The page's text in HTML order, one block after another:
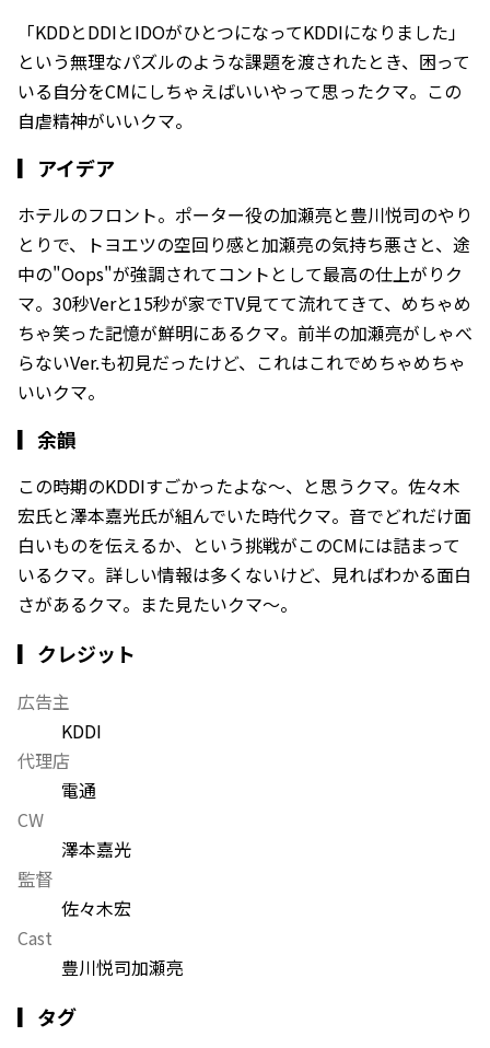
「KDDとDDIとIDOがひとつになってKDDIになりました」
という無理なパズルのような課題を渡されたとき、困って
いる自分をCMにしちゃえばいいやって思ったクマ。この
自虐精神がいいクマ。
▎ アイデア
ホテルのフロント。ポーター役の加瀬亮と豊川悦司のやり
とりで、トヨエツの空回り感と加瀬亮の気持ち悪さと、途
中の"Oops"が強調されてコントとして最高の仕上がりク
マ。30秒Verと15秒が家でTV見てて流れてきて、めちゃめ
ちゃ笑った記憶が鮮明にあるクマ。前半の加瀬亮がしゃべ
らないVer.も初見だったけど、これはこれでめちゃめちゃ
いいクマ。
▎ 余韻
この時期のKDDIすごかったよな〜、と思うクマ。佐々木
宏氏と澤本嘉光氏が組んでいた時代クマ。音でどれだけ面
白いものを伝えるか、という挑戦がこのCMには詰まって
いるクマ。詳しい情報は多くないけど、見ればわかる面白
さがあるクマ。また見たいクマ〜。
▎クレジット
広告主
KDDI
代理店
電通
CW
澤本嘉光
監督
佐々木宏
Cast
豊川悦司加瀬亮
▎タグ